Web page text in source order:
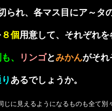
られ、各マス目にア～タ
８個 用意して、それぞれを
、 リンゴとみかんがそれ
あるでしょうか。
に見えるようになるものも全て別